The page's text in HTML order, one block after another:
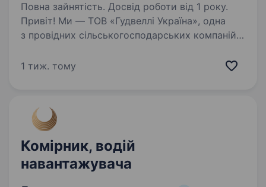
Повна зайнятість. Досвід роботи від 1 року.
Привіт! Ми — ТОВ «Гудвеллі Україна», одна
з провідних сільськогосподарських компаній
технології, турботу про тварин і довкілля,
1 тиж. тому
Комірник, водій
навантажувача